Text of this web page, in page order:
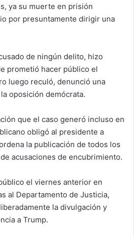
ya su muerte en prisión
por presuntamente dirigir una
de ningún delito, hizo
prometió hacer público el
luego reculó, denunció una
oposición demócrata.
que el caso generó incluso en
obligó al presidente a
la publicación de todos los
acusaciones de encubrimiento.
el viernes anterior en
al Departamento de Justicia,
la divulgación y
a Trump.